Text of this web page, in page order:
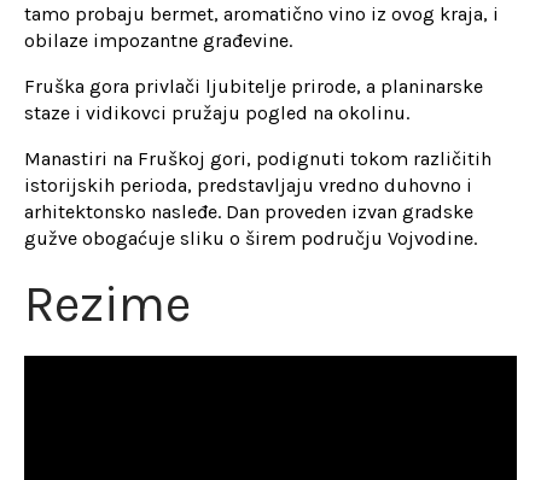
tamo probaju bermet, aromatično vino iz ovog kraja, i
obilaze impozantne građevine.
Fruška gora privlači ljubitelje prirode, a planinarske
staze i vidikovci pružaju pogled na okolinu.
Manastiri na Fruškoj gori, podignuti tokom različitih
istorijskih perioda, predstavljaju vredno duhovno i
arhitektonsko nasleđe. Dan proveden izvan gradske
gužve obogaćuje sliku o širem području Vojvodine.
Rezime